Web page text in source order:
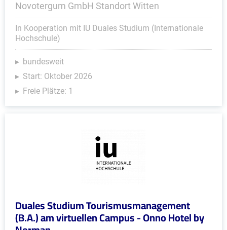
Novotergum GmbH Standort Witten
In Kooperation mit IU Duales Studium (Internationale
Hochschule)
bundesweit
Start: Oktober 2026
Freie Plätze: 1
Duales Studium Tourismusmanagement
(B.A.) am virtuellen Campus - Onno Hotel by